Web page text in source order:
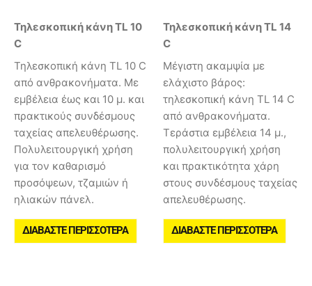
Τηλεσκοπική κάνη TL 10
C
Τηλεσκοπική κάνη TL 10 C
από ανθρακονήματα. Με
εμβέλεια έως και 10 μ. και
πρακτικούς συνδέσμους
ταχείας απελευθέρωσης.
Πολυλειτουργική χρήση
για τον καθαρισμό
προσόψεων, τζαμιών ή
ηλιακών πάνελ.
ΔΙΑΒΆΣΤΕ ΠΕΡΙΣΣΌΤΕΡΑ
Τηλεσκοπική κάνη TL 14
C
Μέγιστη ακαμψία με
ελάχιστο βάρος:
τηλεσκοπική κάνη TL 14 C
από ανθρακονήματα.
Τεράστια εμβέλεια 14 μ.,
πολυλειτουργική χρήση
και πρακτικότητα χάρη
στους συνδέσμους ταχείας
απελευθέρωσης.
ΔΙΑΒΆΣΤΕ ΠΕΡΙΣΣΌΤΕΡΑ